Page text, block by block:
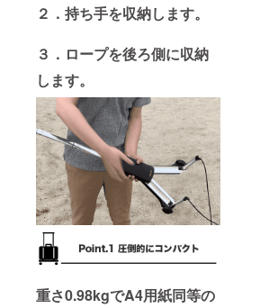
２．持ち手を収納します。
３．ロープを後ろ側に収納
します。
重さ0.98kgでA4用紙同等の